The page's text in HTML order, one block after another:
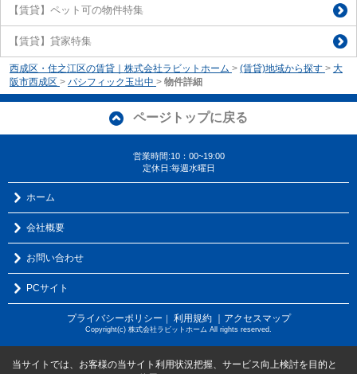
【賃貸】ペット可の物件特集
【賃貸】貸家特集
西成区・住之江区の賃貸｜株式会社ラビットホーム > (賃貸)地域から探す > 大
阪市西成区 > パシフィック玉出中 > 物件詳細
ページトップに戻る
営業時間:10：00~19:00
定休日:毎週水曜日
ホーム
会社概要
お問い合わせ
PCサイト
プライバシーポリシー ｜ 利用規約 ｜アクセスマップ
Copyright(c) 株式会社ラビットホーム All rights reserved.
当サイトでは、お客様の当サイト利用状況把握、サービス向上検討を目的と